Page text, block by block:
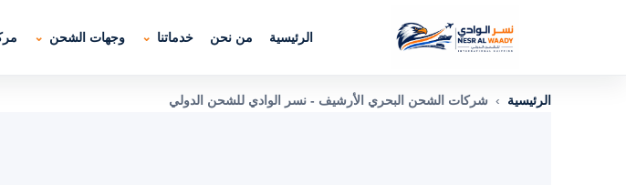
الرئيسية من نحن خدماتنا وجهات الشحن
الرئيسية › شركات الشحن البحري الأرشيف - نسر الوادي للشحن الدولي